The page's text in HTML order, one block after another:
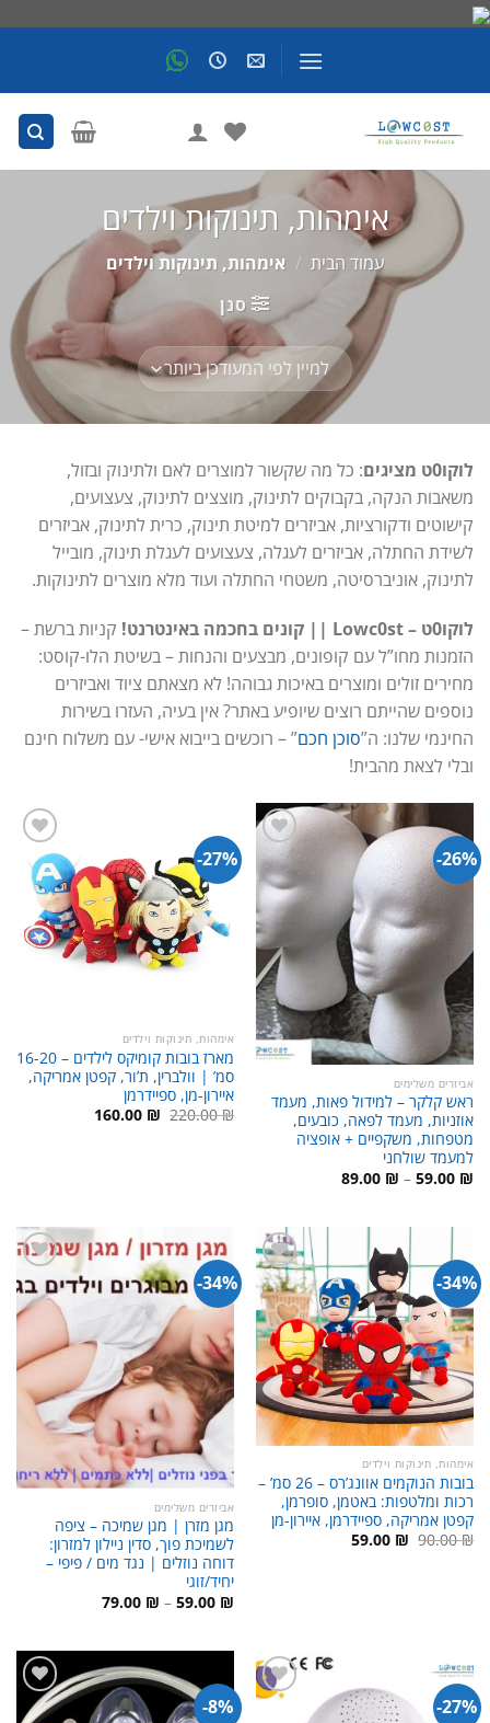
אימהות, תינוקות וילדים
עמוד הבית / אימהות, תינוקות וילדים
סנן
לוקו0ט מציגים
: כל מה שקשור למוצרים לאם ולתינוק ובזול,
משאבות הנקה, בקבוקים לתינוק, מוצצים לתינוק, צעצועים,
קישוטים ודקורציות, אביזרים למיטת תינוק, כרית לתינוק, אביזרים
לשידת החתלה, אביזרים לעגלה, צעצועים לעגלת תינוק, מובייל
לתינוק, אוניברסיטה, משטחי החתלה ועוד מלא מוצרים לתינוקות.
לוקו0ט – Lowc0st || קונים בחכמה באינטרנט!
קניות ברשת –
הזמנות מחו”ל עם קופונים, מבצעים והנחות – בשיטת הלו-קוסט:
מחירים זולים ומוצרים באיכות גבוהה! לא מצאתם ציוד ואביזרים
נוספים שהייתם רוצים שיופיע באתר? אין בעיה, העזרו בשירות
החינמי שלנו: ה”סוכן חכם” – רוכשים בייבוא אישי- עם משלוח חינם
ובלי לצאת מהבית!
26%-
אביזרים משלימים
ראש קלקר – למידול פאות, מעמד
אוזניות, מעמד לפאה, כובעים,
מטפחות, משקפיים + אופציה
למעמד שולחני
59.00 ₪
–
89.00 ₪ טווח
מחירים:
27%-
אימהות, תינוקות וילדים
מארז בובות קומיקס לילדים – 16-20
סמ’ | וולברין, ת’ור, קפטן אמריקה,
איירון-מן, ספיידרמן
220.00₪ המחיר
המקורי
160.00 ₪ המחיר
34%-
אימהות, תינוקות וילדים
בובות הנוקמים אוונג’רס – 26 סמ’ –
רכות ומלטפות: באטמן, סופרמן,
קפטן אמריקה, ספיידרמן, איירון-מן
90.00₪ המחיר59.00 ₪ המחיר
34%-
אביזרים משלימים
מגן מזרן | מגן שמיכה – ציפה
לשמיכת פוך, סדין ניילון למזרון:
דוחה נוזלים | נגד מים / פיפי –
יחיד/זוגי
59.00 ₪
–
79.00 ₪ טווח
מחירים:
⁦79.00 ₪⁩
27%-
8%-